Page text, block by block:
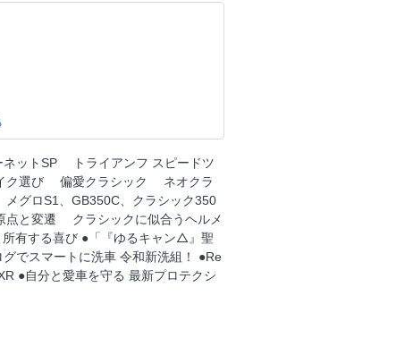
ト〉
ットSP トライアンフ スピードツ
イク選び 偏愛クラシック ネオクラ
グロS1、GB350C、クラシック350
と変遷 クラシックに似合うヘルメ
有する喜び ●「『ゆるキャン△』聖
でスマートに洗車 令和新洗組！ ●Re
●自分と愛車を守る 最新プロテクシ